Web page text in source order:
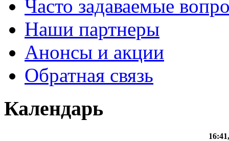
Часто задаваемые
Наши партнеры
Анонсы и акции
Обратная связь
Календарь